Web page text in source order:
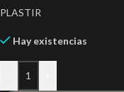
PLASTIR
Hay existencias